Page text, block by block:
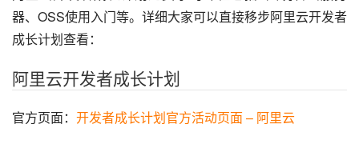
器、OSS使用入门等。详细大家可以直接移步阿里云开发者
成长计划查看：
阿里云开发者成长计划
官方页面： 开发者成长计划官方活动页面 – 阿里云